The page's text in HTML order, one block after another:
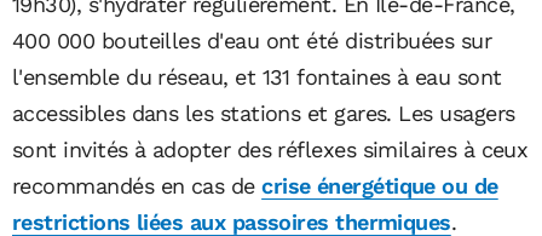
400 000 bouteilles d'eau ont été distribuées sur
l'ensemble du réseau, et 131 fontaines à eau sont
accessibles dans les stations et gares. Les usagers
sont invités à adopter des réflexes similaires à ceux
recommandés en cas decrise énergétique ou de
restrictions liées aux passoires thermiques.